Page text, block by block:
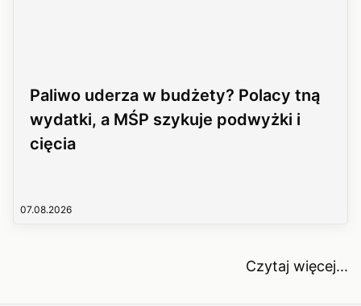
Paliwo uderza w budżety? Polacy tną
wydatki, a MŚP szykuje podwyżki i
cięcia
07.08.2026
Czytaj więcej...